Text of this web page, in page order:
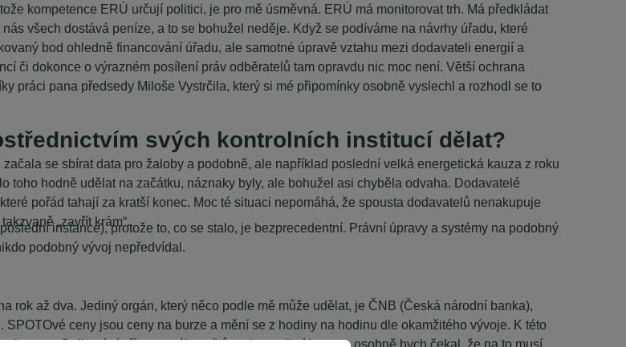
kompetence ERÚ určují politici, je pro mě úsměvná. ERÚ má monitorovat trh. Má předkládat
všech dostává peníze, a to se bohužel neděje. Když se podíváme na návrhy úřadu, které
bod ohledně financování úřadu, ale samotné úpravě vztahu mezi dodavateli energií a
či dokonce o výrazném posílení práv odběratelů tam opravdu nic moc není. Větší ochrana
práci pana předsedy Miloše Vystrčila, který si mé připomínky osobně vyslechl a rozhodl se to
svých kontrolních institucí dělat?
se sbírat data pro žaloby a podobně, ale například poslední velká energetická kauza z roku
toho hodně udělat na začátku, náznaky byly, ale bohužel asi chyběla odvaha. Dodavatelé
pořád tahají za kratší konec. Moc té situaci nepomáhá, že spousta dodavatelů nenakupuje
„zavřít krám“.
instance), protože to, co se stalo, je bezprecedentní. Právní úpravy a systémy na podobný
podobný vývoj nepředvídal.
rok až dva. Jediný orgán, který něco podle mě může udělat, je ČNB (Česká národní banka),
ceny jsou ceny na burze a mění se z hodiny na hodinu dle okamžitého vývoje. K této
zprostředkování přístupu zákazníků na komoditní burzu a osobně bych čekal, že na to musí